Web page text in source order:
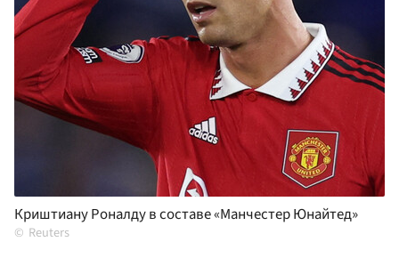
Криштиану Роналду в составе «Манчестер Юнайтед»
Reuters